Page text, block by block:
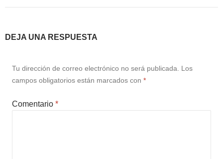
DEJA UNA RESPUESTA
Tu dirección de correo electrónico no será publicada. Los
campos obligatorios están marcados con *
Comentario *